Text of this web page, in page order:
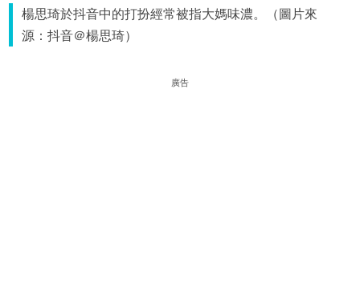
楊思琦於抖音中的打扮經常被指大媽味濃。（圖片來
源：抖音＠楊思琦）
廣告